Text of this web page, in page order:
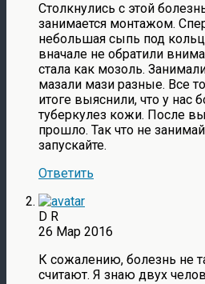
Столкнулись с этой
занимается монтажом.
небольшая сыпь под
вначале не обратили
стала как мозоль.
мазали мази разные. Все
итоге выяснили, что у нас
туберкулез кожи. После
прошло. Так что не
запускайте.
Ответить
D R
26 Мар 2016
К сожалению, болезнь не
считают. Я знаю двух